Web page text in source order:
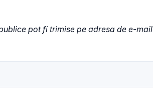
pot fi trimise pe adresa de e-mail